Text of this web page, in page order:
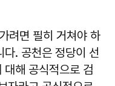
려면 필히 거쳐야 하
다. 공천은 정당이 선
해 공식적으로 검